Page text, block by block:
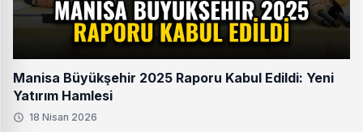
Manisa Büyükşehir 2025 Raporu Kabul Edildi: Yeni
Yatırım Hamlesi
18 Nisan 2026